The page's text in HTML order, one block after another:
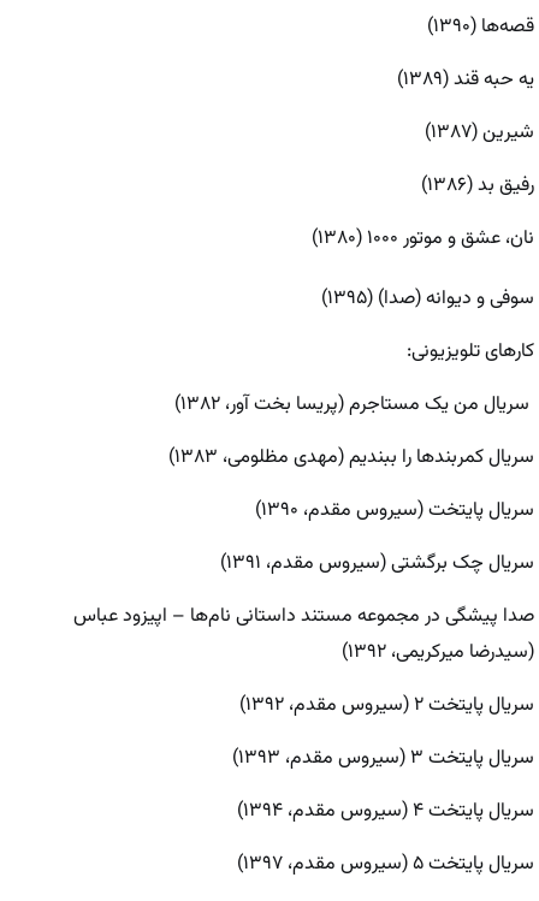
قصه‌ها (۱۳۹۰)
یه حبه قند (۱۳۸۹)
شیرین (۱۳۸۷)
رفیق بد (۱۳۸۶)
نان، عشق و موتور ۱۰۰۰ (۱۳۸۰)
سوفی و دیوانه (صدا) (۱۳۹۵)
کار‌های تلویزیونی:
سریال من یک مستاجرم (پریسا بخت آور، ۱۳۸۲)
سریال کمربند‌ها را ببندیم (مهدی مظلومی، ۱۳۸۳)
سریال پایتخت (سیروس مقدم، ۱۳۹۰)
سریال چک برگشتی (سیروس مقدم، ۱۳۹۱)
صدا پیشگی در مجموعه مستند داستانی نام‌ها – اپیزود عباس
(سیدرضا میرکریمی، ۱۳۹۲)
سریال پایتخت ۲ (سیروس مقدم، ۱۳۹۲)
سریال پایتخت ۳ (سیروس مقدم، ۱۳۹۳)
سریال پایتخت ۴ (سیروس مقدم، ۱۳۹۴)
سریال پایتخت ۵ (سیروس مقدم، ۱۳۹۷)